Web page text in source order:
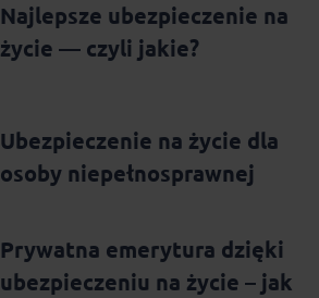
Najlepsze ubezpieczenie na
życie — czyli jakie?
Ubezpieczenie na życie dla
osoby niepełnosprawnej
Prywatna emerytura dzięki
ubezpieczeniu na życie – jak